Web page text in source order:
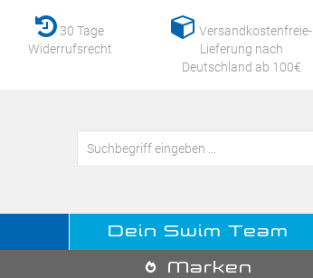
30 Tage
Widerrufsrecht
Versandkostenfreie-
Lieferung nach
Deutschland ab 100€
Dein Swim Team
Marken